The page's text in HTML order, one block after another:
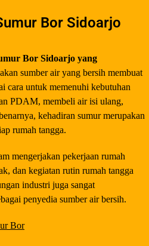
Bor Sidoarjo
Bor Sidoarjo yang
sumber air yang bersih membuat
cara untuk memenuhi kebutuhan
PDAM, membeli air isi ulang,
kehadiran sumur merupakan
rumah tangga.
mengerjakan pekerjaan rumah
dan kegiatan rutin rumah tangga
industri juga sangat
penyedia sumber air bersih.
Bor